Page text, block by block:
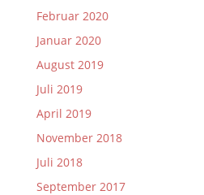
Februar 2020
Januar 2020
August 2019
Juli 2019
April 2019
November 2018
Juli 2018
September 2017